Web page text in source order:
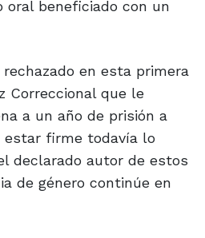
oral beneficiado con un
en esta primera
Correccional que le
a un año de prisión a
firme todavía lo
declarado autor de estos
de género continúe en